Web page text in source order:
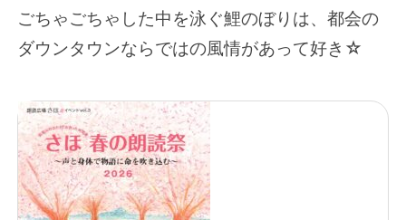
ごちゃごちゃした中を泳ぐ鯉のぼりは、都会の
ダウンタウンならではの風情があって好き☆